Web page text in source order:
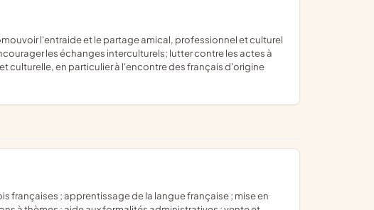
les échanges interculturels; lutter contre les actes à
culturelle, en particulier à l'encontre des français d'origine